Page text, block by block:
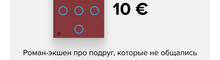
Кира Ярмыш, «Тут недалеко»